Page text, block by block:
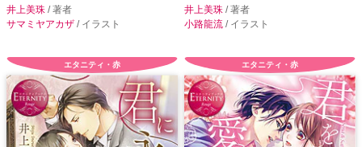
井上美珠 / 著者
サマミヤアカザ / イラスト
井上美珠 / 著者
小路龍流 / イラスト
エタニティ・赤 エタニティ・赤